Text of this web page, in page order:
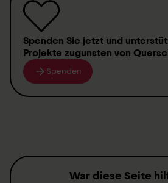
Spenden Sie jetzt und
Projekte zugunsten von
Spenden
War diese Seite